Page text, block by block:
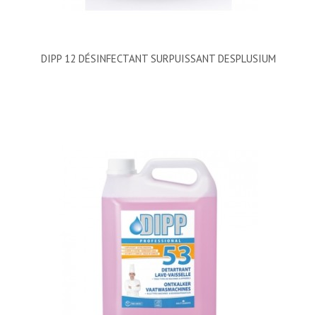
DIPP 12 DÉSINFECTANT SURPUISSANT DESPLUSIUM